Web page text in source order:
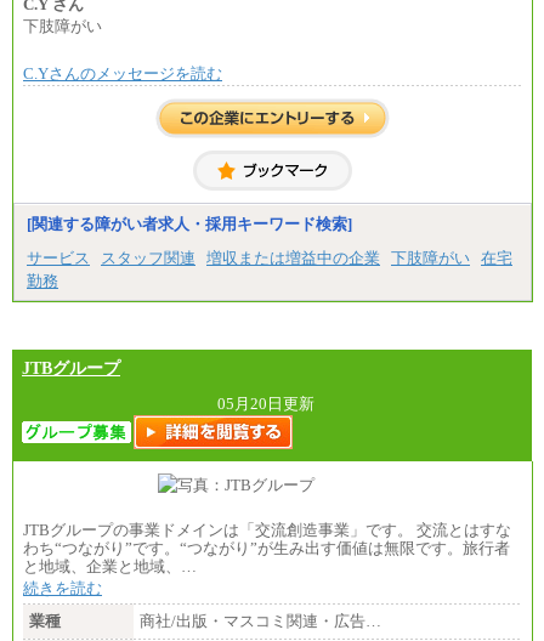
C.Y さん
下肢障がい
C.Yさんのメッセージを読む
[関連する障がい者求人・採用キーワード検索]
サービス
スタッフ関連 増収または増益中の企業 下肢障がい 在宅
勤務
JTBグループ
05月20日更新
JTBグループの事業ドメインは「交流創造事業」です。 交流とはすな
わち“つながり”です。“つながり”が生み出す価値は無限です。旅行者
と地域、企業と地域、…
続きを読む
業種
商社/出版・マスコミ関連・広告…